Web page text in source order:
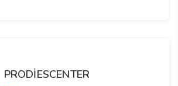
PRODİESCENTER